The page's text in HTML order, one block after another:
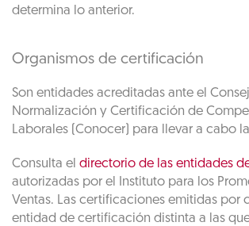
determina lo anterior.
Organismos de certificación
Son entidades acreditadas ante el
Normalización y Certificación de
Laborales (Conocer) para llevar a cabo
Consulta el directorio de las entidades
autorizadas por el Instituto para los
Ventas. Las certificaciones emitidas por
entidad de certificación distinta a las